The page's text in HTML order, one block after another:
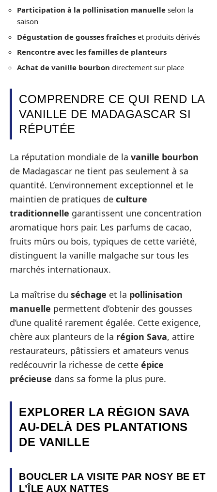
Participation à la pollinisation manuelle selon la
saison
Dégustation de gousses fraîches et produits dérivés
Rencontre avec les familles de planteurs
Achat de vanille bourbon directement sur place
COMPRENDRE CE QUI REND LA
VANILLE DE MADAGASCAR SI
RÉPUTÉE
La réputation mondiale de la vanille bourbon
de Madagascar ne tient pas seulement à sa
quantité. L’environnement exceptionnel et le
maintien de pratiques de culture
traditionnelle garantissent une concentration
aromatique hors pair. Les parfums de cacao,
fruits mûrs ou bois, typiques de cette variété,
distinguent la vanille malgache sur tous les
marchés internationaux.
La maîtrise du séchage et la pollinisation
manuelle permettent d’obtenir des gousses
d’une qualité rarement égalée. Cette exigence,
chère aux planteurs de la région Sava, attire
restaurateurs, pâtissiers et amateurs venus
redécouvrir la richesse de cette épice
précieuse dans sa forme la plus pure.
EXPLORER LA RÉGION SAVA
AU-DELÀ DES PLANTATIONS
DE VANILLE
BOUCLER LA VISITE PAR NOSY BE ET
L’ÎLE AUX NATTES